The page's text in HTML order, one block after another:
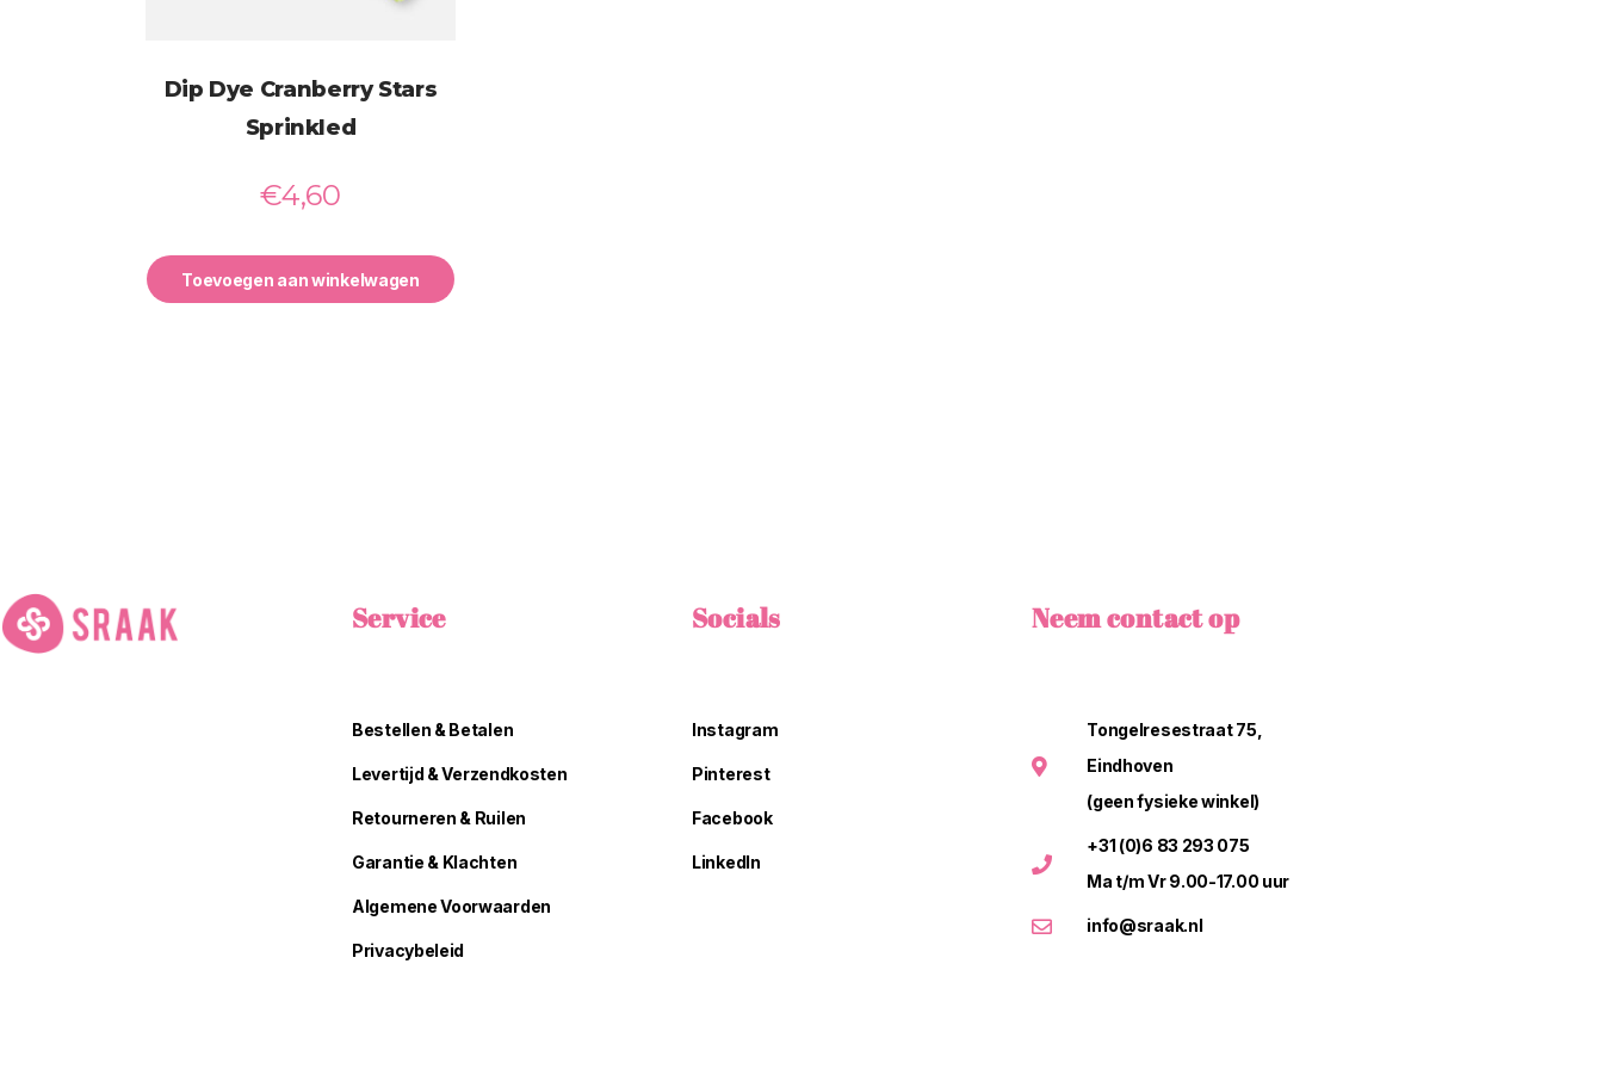
Dip Dye Cranberry Stars
Sprinkled
€4,60
Toevoegen aan winkelwagen
Service
Bestellen & Betalen
Levertijd & Verzendkosten
Retourneren & Ruilen
Garantie & Klachten
Algemene Voorwaarden
Privacybeleid
Socials
Instagram
Pinterest
Facebook
LinkedIn
Neem contact op
Tongelresestraat 75,
Eindhoven
(geen fysieke winkel)
+31 (0)6 83 293 075
Ma t/m Vr 9.00-17.00 uur
info@sraak.nl